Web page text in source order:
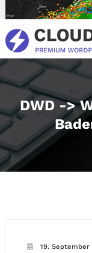
Inhalt
springen
DWD ->
19. September